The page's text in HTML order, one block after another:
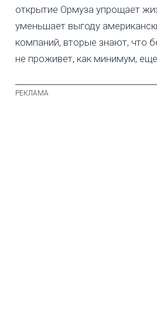
открытие Ормуза упрощает
уменьшает выгоду
компаний, вторые знают, что
не проживет, как минимум,